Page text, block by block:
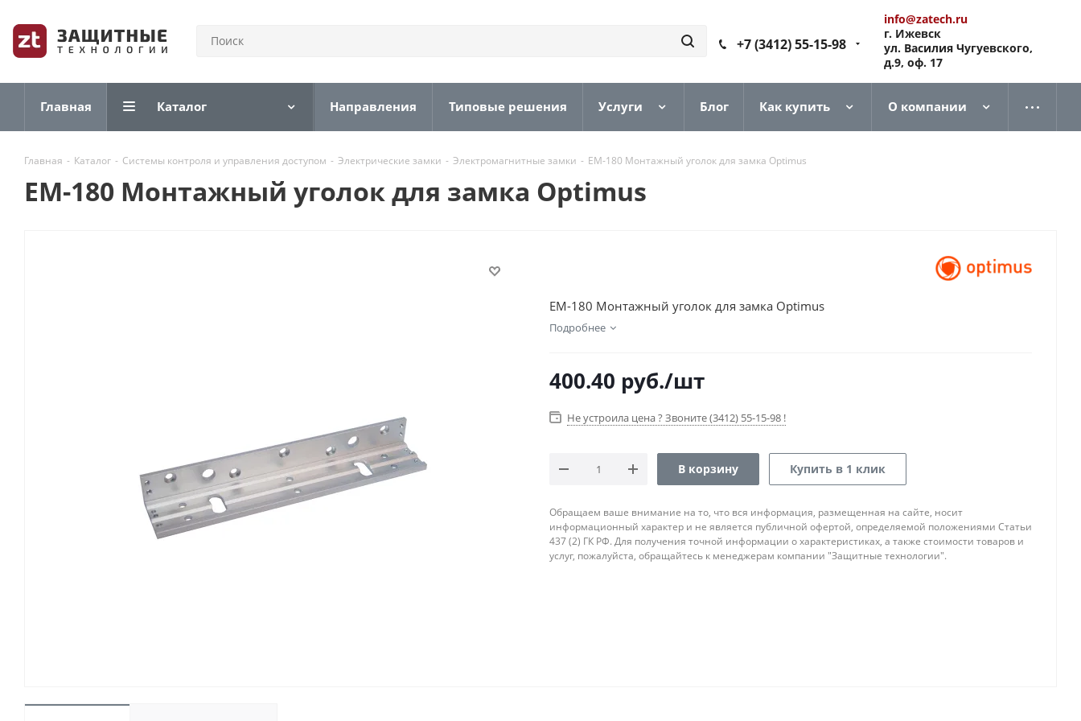
+7 (3412) 55-15-98
info@zatech.ru
г. Ижевск
ул. Василия Чугуевского,
д.9, оф. 17
Главная Каталог Направления Типовые решения Услуги Блог Как купить О компании
Главная - Каталог - Системы контроля и управления доступом - Электрические замки - Электромагнитные замки - EM-180 Монтажный уголок для замка Optimus
EM-180 Монтажный уголок для замка Optimus
EM-180 Монтажный уголок для замка Optimus
Подробнее
400.40 руб./шт
Не устроила цена ? Звоните (3412) 55-15-98 !
В корзину Купить в 1 клик
Обращаем ваше внимание на то, что вся информация, размещенная на сайте, носит
информационный характер и не является публичной офертой, определяемой положениями Статьи
437 (2) ГК РФ. Для получения точной информации о характеристиках, а также стоимости товаров и
услуг, пожалуйста, обращайтесь к менеджерам компании "Защитные технологии".